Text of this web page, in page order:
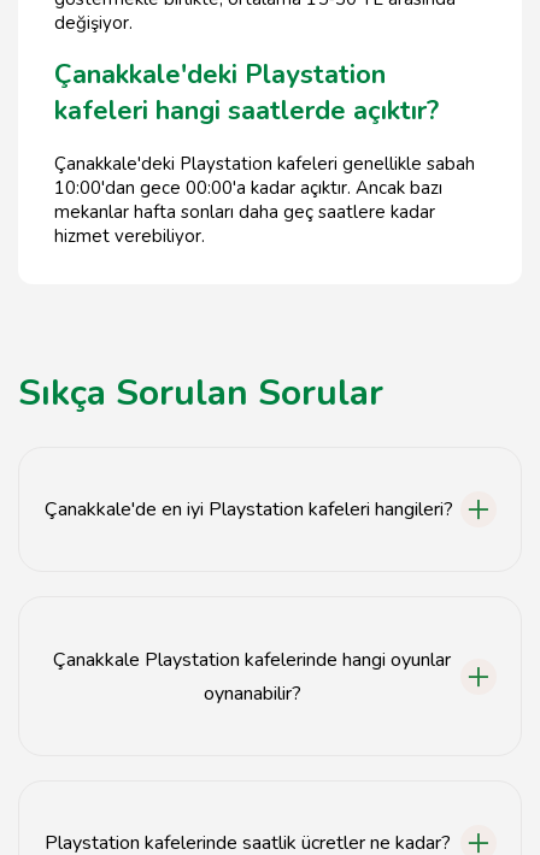
değişiyor.
Çanakkale'deki Playstation
kafeleri hangi saatlerde açıktır?
Çanakkale'deki Playstation kafeleri genellikle sabah
10:00'dan gece 00:00'a kadar açıktır. Ancak bazı
mekanlar hafta sonları daha geç saatlere kadar
hizmet verebiliyor.
Sıkça Sorulan Sorular
Çanakkale'de en iyi Playstation kafeleri hangileri?
Çanakkale Playstation kafelerinde hangi oyunlar
oynanabilir?
Playstation kafelerinde saatlik ücretler ne kadar?